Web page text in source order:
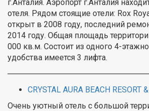
г.Анталия. Аэропорт г.Анталия
отеля. Рядом стоящие отели: Rox
открыт в 2008 году, последний
2014 году. Общая площадь
000 кв.м. Состоит из одного 4-
удобства имеется 3 лифта.
CRYSTAL AURA BEACH RESORT
Очень уютный отель с большой